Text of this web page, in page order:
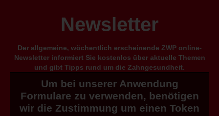
Newsletter
Der allgemeine, wöchentlich erscheinende ZWP online-
Newsletter informiert Sie kostenlos über aktuelle Themen
und gibt Tipps rund um die Zahngesundheit.
Um bei unserer Anwendung
Formulare zu verwenden, benötigen
wir die Zustimmung um einen Token